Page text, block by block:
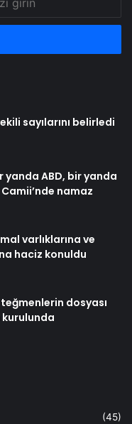
sayılarını belirledi
yanda ABD, bir yanda
Camii’nde namaz
varlıklarına ve
haciz konuldu
dosyası
(45)